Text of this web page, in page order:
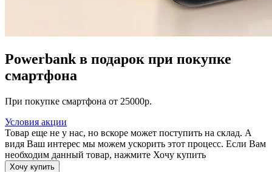
Powerbank в подарок при покупке
смартфона
При покупке смартфона от 25000р.
Условия акции
Товар еще не у нас, но вскоре может поступить на склад. А
видя Ваш интерес мы можем ускорить этот процесс. Если Вам
необходим данный товар, нажмите Хочу купить
Хочу купить